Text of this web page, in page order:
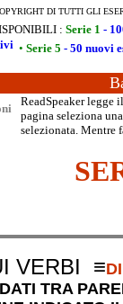
DI TUTTI GLI
: Serie 1 -
• Serie 5 - 50 nuovi
ReadSpeaker legge
pagina seleziona
selezionata. Mentre
VERBI ≡
TRA